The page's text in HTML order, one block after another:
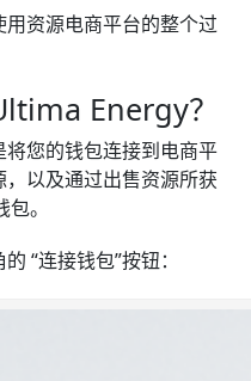
资源电商平台的整个过
Energy？
您的钱包连接到电商平
以及通过出售资源所获
。
“连接钱包”按钮：